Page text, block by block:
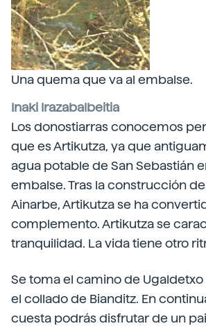
Una quema que va al embalse.
Inaki Irazabalbeitia
Los donostiarras conocemos
que es Artikutza, ya que
agua potable de San Sebastián
embalse. Tras la construcción
Ainarbe, Artikutza se ha
complemento. Artikutza se
tranquilidad. La vida tiene otro
Se toma el camino de Ugaldetxo
el collado de Bianditz. En
cuesta podrás disfrutar de un